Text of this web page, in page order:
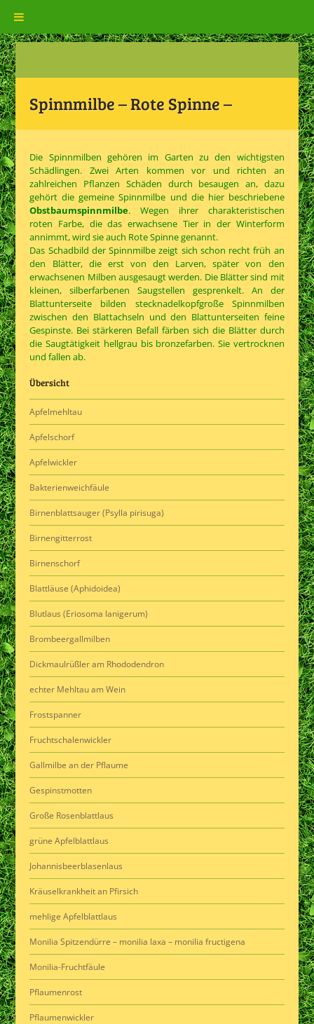
Spinnmilbe – Rote Spinne –
Die Spinnmilben gehören im Garten zu den wichtigsten
Schädlingen. Zwei Arten kommen vor und richten an
zahlreichen Pflanzen Schäden durch besaugen an, dazu
gehört die gemeine Spinnmilbe und die hier beschriebene
Obstbaumspinnmilbe. Wegen ihrer charakteristischen
roten Farbe, die das erwachsene Tier in der Winterform
annimmt, wird sie auch Rote Spinne genannt.
Das Schadbild der Spinnmilbe zeigt sich schon recht früh an
den Blätter, die erst von den Larven, später von den
erwachsenen Milben ausgesaugt werden. Die Blätter sind mit
kleinen, silberfarbenen Saugstellen gesprenkelt. An der
Blattunterseite bilden stecknadelkopfgroße Spinnmilben
zwischen den Blattachseln und den Blattunterseiten feine
Gespinste. Bei stärkeren Befall färben sich die Blätter durch
die Saugtätigkeit hellgrau bis bronzefarben. Sie vertrocknen
und fallen ab.
Übersicht
Apfelmehltau
Apfelschorf
Apfelwickler
Bakterienweichfäule
Birnenblattsauger (Psylla pirisuga)
Birnengitterrost
Birnenschorf
Blattläuse (Aphidoidea)
Blutlaus (Eriosoma lanigerum)
Brombeergallmilben
Dickmaulrüßler am Rhododendron
echter Mehltau am Wein
Frostspanner
Fruchtschalenwickler
Gallmilbe an der Pflaume
Gespinstmotten
Große Rosenblattlaus
grüne Apfelblattlaus
Johannisbeerblasenlaus
Kräuselkrankheit an Pfirsich
mehlige Apfelblattlaus
Monilia Spitzendürre – monilia laxa – monilia fructigena
Monilia-Fruchtfäule
Pflaumenrost
Pflaumenwickler